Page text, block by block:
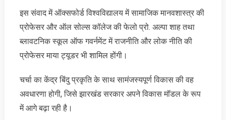
इस संवाद में ऑक्सफोर्ड विश्वविद्यालय में सामाजिक मानवशास्त्र की
प्रोफेसर और ऑल सोल्स कॉलेज की फेलो प्रो. अल्पा शाह तथा
ब्लावटनिक स्कूल ऑफ गवर्नमेंट में राजनीति और लोक नीति की
प्रोफेसर माया ट्यूडर भी शामिल होंगी।
चर्चा का केंद्र बिंदु प्रकृति के साथ सामंजस्यपूर्ण विकास की वह
अवधारणा होगी, जिसे झारखंड सरकार अपने विकास मॉडल के रूप
में आगे बढ़ा रही है।